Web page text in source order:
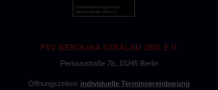
FSV BEROLINA STRALAU 1901 E.V.
Persiusstraße 7b, 10245 Berlin
Öffnungszeiten: individuelle Terminvereinbarung